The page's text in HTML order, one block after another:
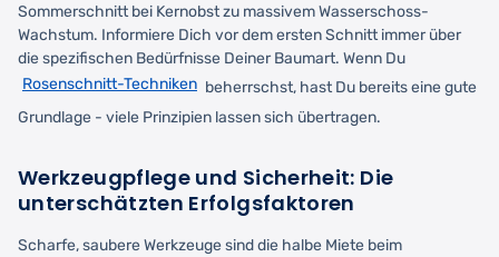
Sommerschnitt bei Kernobst zu massivem Wasserschoss-
Wachstum. Informiere Dich vor dem ersten Schnitt immer über
die spezifischen Bedürfnisse Deiner Baumart. Wenn Du
Rosenschnitt-Techniken beherrschst, hast Du bereits eine gute
Grundlage - viele Prinzipien lassen sich übertragen.
Werkzeugpflege und Sicherheit: Die
unterschätzten Erfolgsfaktoren
Scharfe, saubere Werkzeuge sind die halbe Miete beim